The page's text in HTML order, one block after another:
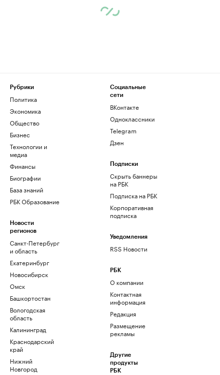
Рубрики
Политика
Экономика
Общество
Бизнес
Технологии и
медиа
Финансы
Биографии
База знаний
РБК Образование
Новости
регионов
Санкт-Петербург
и область
Екатеринбург
Новосибирск
Омск
Башкортостан
Вологодская
область
Калининград
Краснодарский
край
Нижний
Новгород
Социальные
сети
ВКонтакте
Одноклассники
Telegram
Дзен
Подписки
Скрыть баннеры
на РБК
Подписка на РБК
Корпоративная
подписка
Уведомления
RSS Новости
РБК
О компании
Контактная
информация
Редакция
Размещение
рекламы
Другие
продукты
РБК